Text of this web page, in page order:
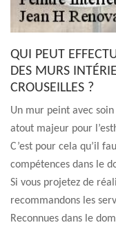
QUI PEUT
DES MURS
CROUSEILLES ?
Un mur peint avec
atout majeur pour
C’est pour cela qu’il
compétences dans le
Si vous projetez de
recommandons les
Reconnues dans le